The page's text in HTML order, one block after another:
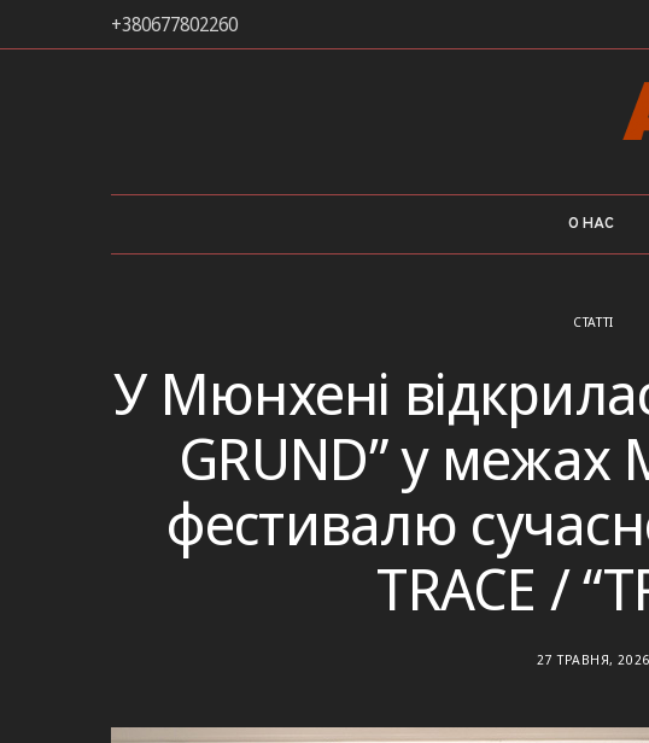
+380677802260
О НАС
СТАТТІ
У Мюнхені
GRUND” у
фестивалю
TRACE /
27 ТРАВНЯ, 2026